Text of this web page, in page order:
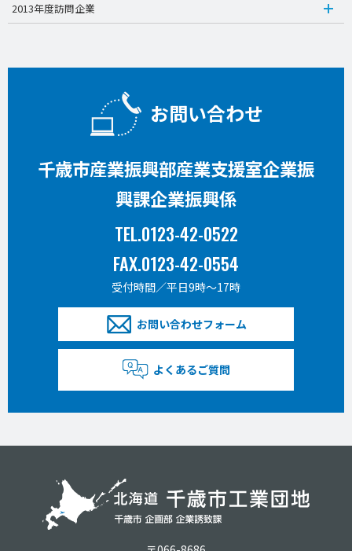
2013年度訪問企業
お問い合わせ
千歳市産業振興部産業支援室企業振
興課企業振興係
TEL.0123-42-0522
FAX.0123-42-0554
受付時間／平日9時〜17時
お問い合わせフォーム
よくあるご質問